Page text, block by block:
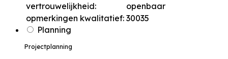
vertrouwelijkheid:
openbaar
opmerkingen kwalitatief: 30035
Planning
Projectplanning